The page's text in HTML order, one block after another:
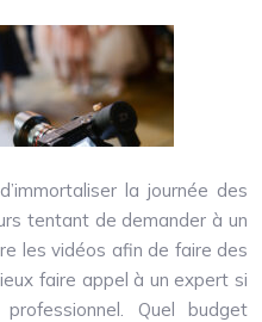
la journée des
tentant de demander à un
les vidéos afin de faire des
faire appel à un expert si
Quel budget